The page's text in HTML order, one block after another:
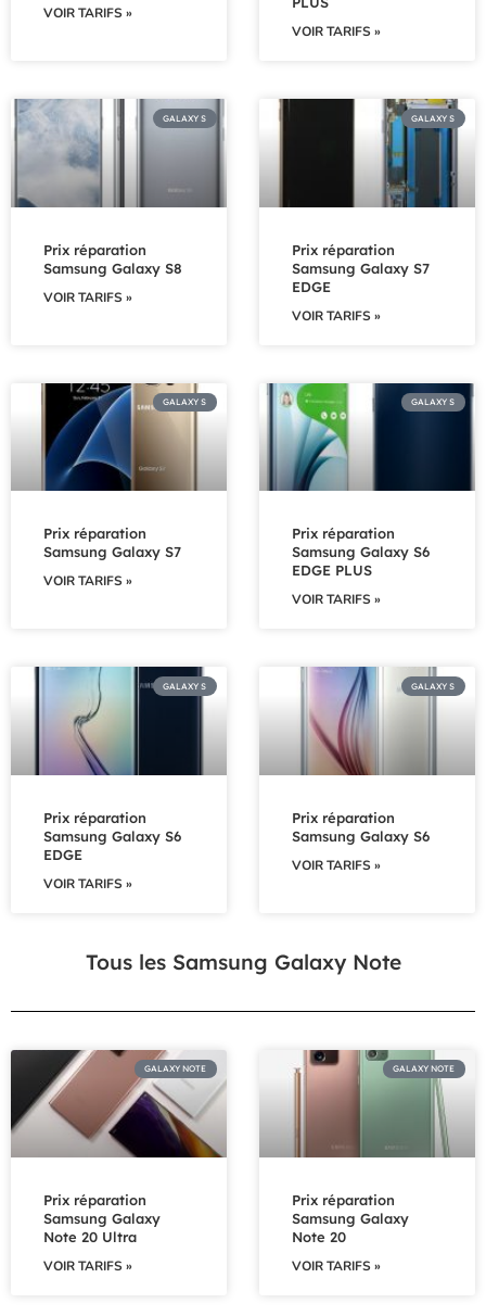
VOIR TARIFS »
VOIR TARIFS »
GALAXY S
Prix réparation
Samsung Galaxy S8
VOIR TARIFS »
GALAXY S
Prix réparation
Samsung Galaxy S7
EDGE
VOIR TARIFS »
GALAXY S
Prix réparation
Samsung Galaxy S7
VOIR TARIFS »
GALAXY S
Prix réparation
Samsung Galaxy S6
EDGE PLUS
VOIR TARIFS »
GALAXY S
Prix réparation
Samsung Galaxy S6
EDGE
VOIR TARIFS »
GALAXY S
Prix réparation
Samsung Galaxy S6
VOIR TARIFS »
Tous les Samsung Galaxy Note
GALAXY NOTE
Prix réparation
Samsung Galaxy
Note 20 Ultra
VOIR TARIFS »
GALAXY NOTE
Prix réparation
Samsung Galaxy
Note 20
VOIR TARIFS »